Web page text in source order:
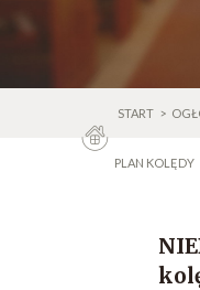
START >
PLAN KOLĘDY